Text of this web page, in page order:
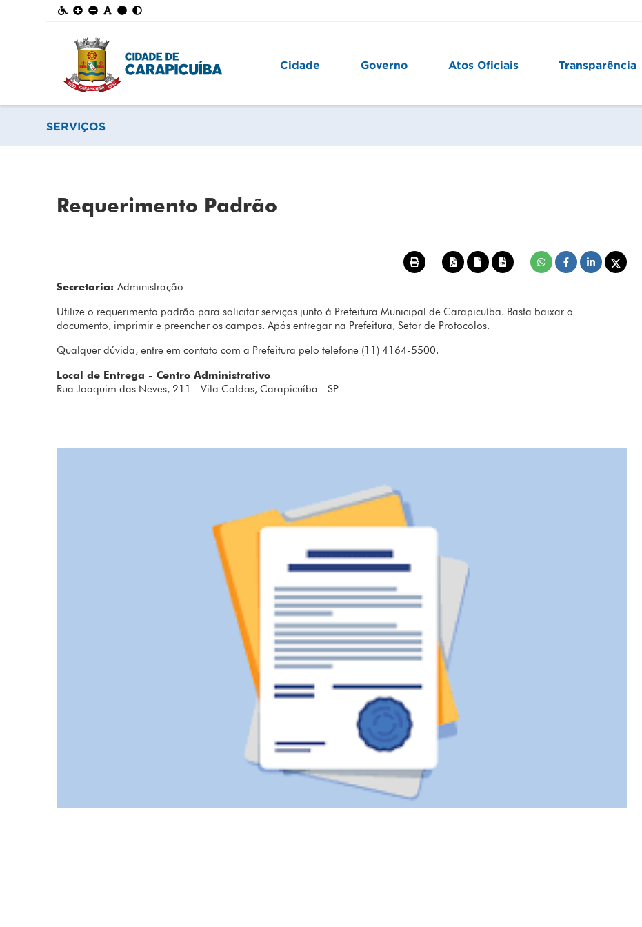
Cidade Governo Atos Oficiais Transparência
SERVIÇOS
Requerimento Padrão
Secretaria:Administração
Utilize o requerimento padrão para solicitar serviços junto à Prefeitura Municipal de Carapicuíba. Basta baixar o
documento, imprimir e preencher os campos. Após entregar na Prefeitura, Setor de Protocolos.
Qualquer dúvida, entre em contato com a Prefeitura pelo telefone (11) 4164-5500.
Local de Entrega - Centro Administrativo
Rua Joaquim das Neves, 211 - Vila Caldas, Carapicuíba - SP